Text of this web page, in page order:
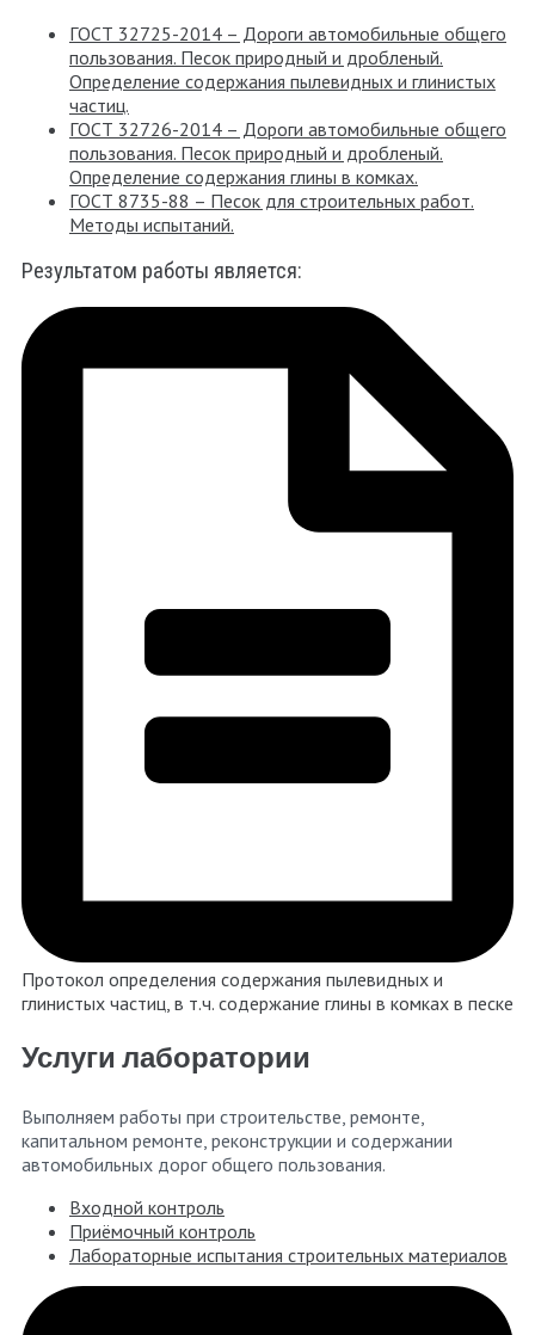
ГОСТ 32725-2014 – Дороги автомобильные общего
пользования. Песок природный и дробленый.
Определение содержания пылевидных и глинистых
частиц.
ГОСТ 32726-2014 – Дороги автомобильные общего
пользования. Песок природный и дробленый.
Определение содержания глины в комках.
ГОСТ 8735-88 – Песок для строительных работ.
Методы испытаний.
Результатом работы является:
Протокол определения содержания пылевидных и
глинистых частиц, в т.ч. содержание глины в комках в песке
Услуги лаборатории
Выполняем работы при строительстве, ремонте,
капитальном ремонте, реконструкции и содержании
автомобильных дорог общего пользования.
Входной контроль
Приёмочный контроль
Лабораторные испытания строительных материалов